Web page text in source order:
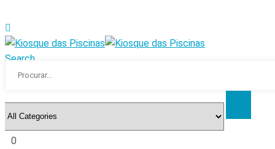
Search
0